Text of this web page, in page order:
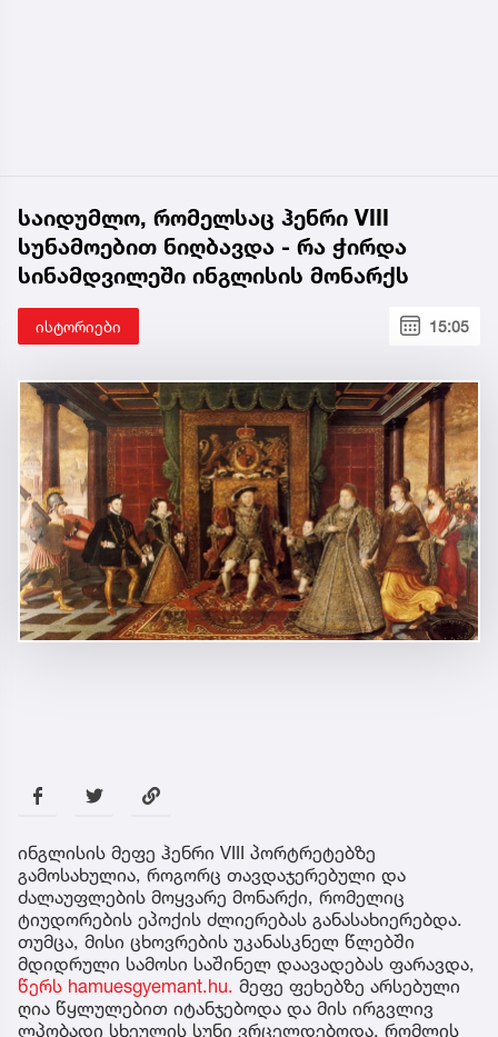
საიდუმლო, რომელსაც ჰენრი VIII
სუნამოებით ნიღბავდა - რა ჭირდა
სინამდვილეში ინგლისის მონარქს
ისტორიები 15:05
ინგლისის მეფე ჰენრი VIII პორტრეტებზე
გამოსახულია, როგორც თავდაჯერებული და
ძალაუფლების მოყვარე მონარქი, რომელიც
ტიუდორების ეპოქის ძლიერებას განასახიერებდა.
თუმცა, მისი ცხოვრების უკანასკნელ წლებში
მდიდრული სამოსი საშინელ დაავადებას ფარავდა,
წერს hamuesgyemant.hu. მეფე ფეხებზე არსებული
ღია წყლულებით იტანჯებოდა და მის ირგვლივ
ლპობადი სხეულის სუნი ვრცელდებოდა, რომლის